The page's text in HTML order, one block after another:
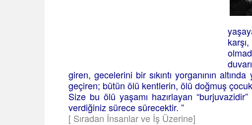
giren, gecelerini bir sıkıntı yorganının
geçiren; bütün ölü kentlerin, ölü doğmuş
Size bu ölü yaşamı hazırlayan
verdiğiniz sürece sürecektir. ”
[ Sıradan İnsanlar ve İş Üzerine]